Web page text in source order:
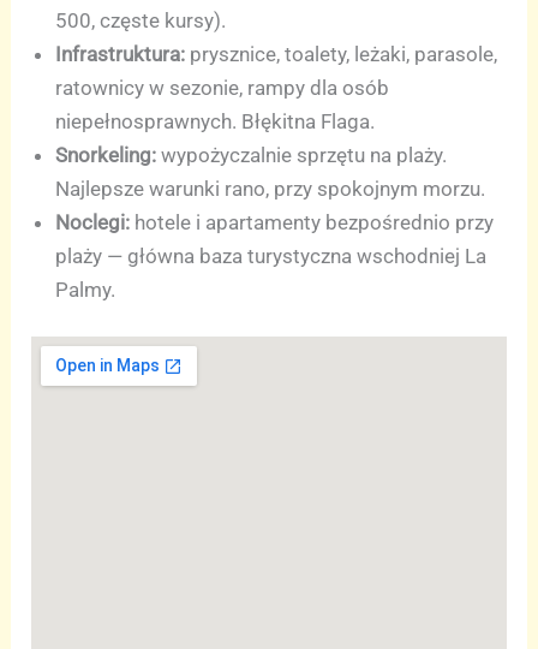
500, częste kursy).
Infrastruktura: prysznice, toalety, leżaki, parasole,
ratownicy w sezonie, rampy dla osób
niepełnosprawnych. Błękitna Flaga.
Snorkeling: wypożyczalnie sprzętu na plaży.
Najlepsze warunki rano, przy spokojnym morzu.
Noclegi: hotele i apartamenty bezpośrednio przy
plaży — główna baza turystyczna wschodniej La
Palmy.